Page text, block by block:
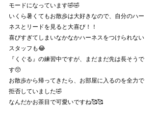
モードになっています🤣🤣
いくら暑くてもお散歩は大好きなので、自分のハー
ネスとリードを見ると大喜び！！
喜びすぎてしまいなかなかハーネスをつけられない
スタッフも😂
『くぐる』の練習中ですが、まだまだ先は長そうで
す🥺
お散歩から帰ってきたら、お部屋に入るのを全力で
拒否していました🤣
なんだかお茶目で可愛いですね🥰🥰